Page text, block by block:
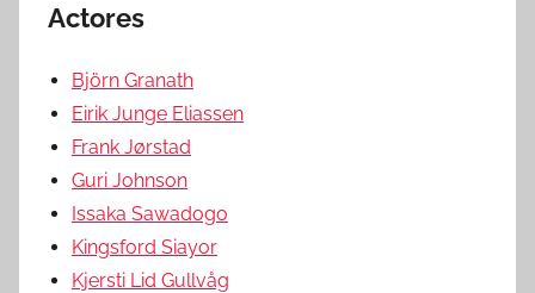
Actores
Björn Granath
Eirik Junge Eliassen
Frank Jørstad
Guri Johnson
Issaka Sawadogo
Kingsford Siayor
Kjersti Lid Gullvåg